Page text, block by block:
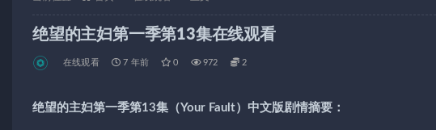
绝望的主妇第一季第13集在线观看
在线观看 7 年前 0 972 2
绝望的主妇第一季第13集（Your Fault）中文版剧情摘要：